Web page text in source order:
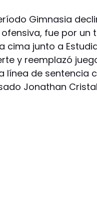
Gimnasia
fue por un
cima junto a
y reemplazó
línea de sentencia
Jonathan